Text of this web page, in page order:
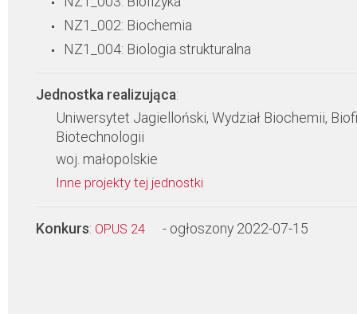
NZ1_002: Biochemia
NZ1_004: Biologia strukturalna
Jednostka realizująca:
Uniwersytet Jagielloński, Wydział Biochemii,
Biotechnologii
woj. małopolskie
Inne projekty tej jednostki
Konkurs: OPUS 24 - ogłoszony 2022-07-15